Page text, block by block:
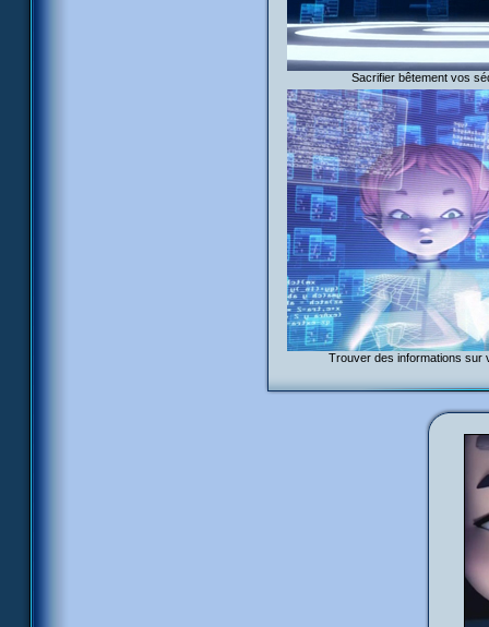
Sacrifier bêtement vos
Trouver des informations sur